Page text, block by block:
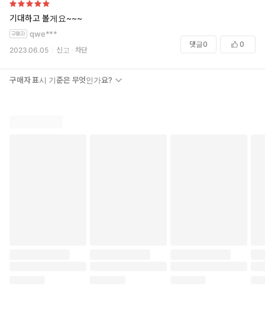
기대하고 볼게요~~~
qwe***
2023.06.05 신고 차단
댓글0 0
구매자 표시 기준은 무엇인가요?